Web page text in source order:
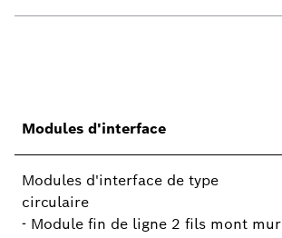
Modules d'interface
Modules d'interface de type
circulaire
- Module fin de ligne 2 fils mont mur